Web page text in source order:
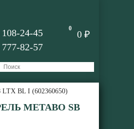
0
0 ₽
24-45
82-57
LTX BL I (602360650)
METABO SB